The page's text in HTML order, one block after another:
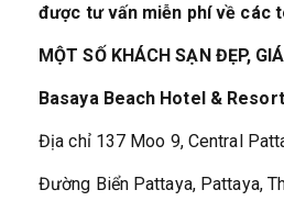
được tư vấn miễn phí về các
MỘT SỐ KHÁCH SẠN ĐẸP,
Basaya Beach Hotel & Resort
Địa chỉ 137 Moo 9, Central
Đường Biển Pattaya, Pattaya,